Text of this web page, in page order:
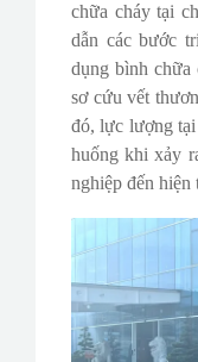
chữa cháy tại
dẫn các bước
dụng bình chữa
sơ cứu vết
đó, lực lượng
huống khi xảy
nghiệp đến hiện